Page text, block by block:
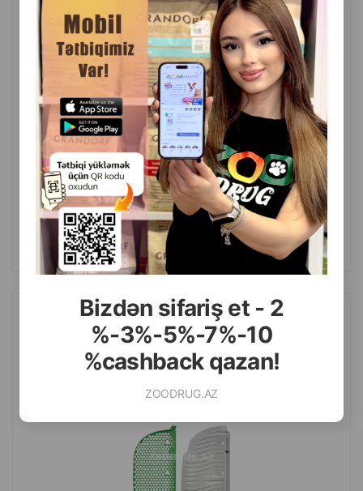
Bizdən sifariş et - 2
%-3%-5%-7%-10
%cashback qazan!
ZOODRUG.AZ
(0 Отзывы)
Масса
Купить
1 шт
49.99
Магнитный сито-фильтр Petkit для комкующего наполнителя